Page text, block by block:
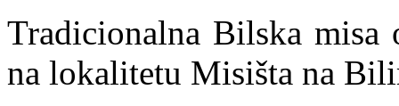
Tradicionalna Bilska misa
na lokalitetu Misišta na